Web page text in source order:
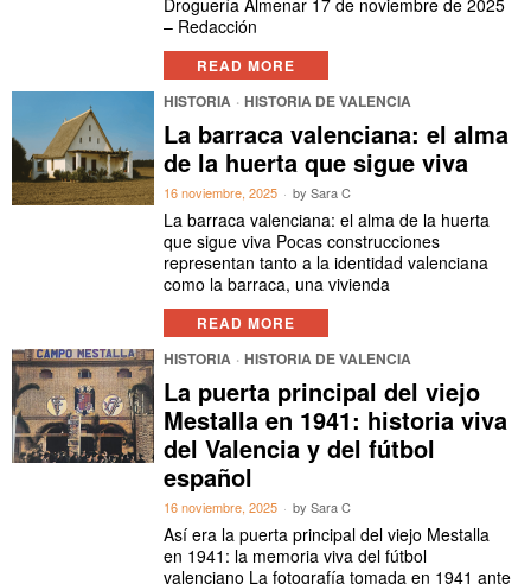
Droguería Almenar 17 de noviembre de 2025
– Redacción
READ MORE
HISTORIA · HISTORIA DE VALENCIA
La barraca valenciana: el alma
de la huerta que sigue viva
16 noviembre, 2025 bySara C
La barraca valenciana: el alma de la huerta
que sigue viva Pocas construcciones
representan tanto a la identidad valenciana
como la barraca, una vivienda
READ MORE
HISTORIA · HISTORIA DE VALENCIA
La puerta principal del viejo
Mestalla en 1941: historia viva
del Valencia y del fútbol
español
16 noviembre, 2025 bySara C
Así era la puerta principal del viejo Mestalla
en 1941: la memoria viva del fútbol
valenciano La fotografía tomada en 1941 ante